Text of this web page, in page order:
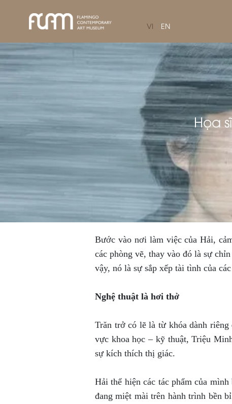
VI EN
Họa
Bước vào nơi làm việc của Hải,
các phòng vẽ, thay vào đó là sự
vậy, nó là sự sắp xếp tài tình của
Nghệ thuật là hơi thở
Trăn trở có lẽ là từ khóa dành
vực khoa học – kỹ thuật, Triệu
sự kích thích thị giác.
Hải thể hiện các tác phẩm của
đang miệt mài trên hành trình bền